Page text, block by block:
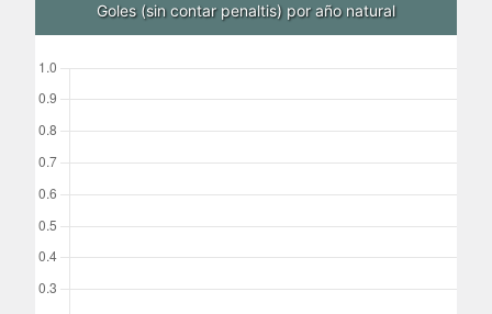
Goles (sin contar penaltis) por año natural